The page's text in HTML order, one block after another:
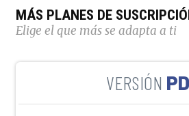
MÁS PLANES DE
Elige el que más se adapta a ti